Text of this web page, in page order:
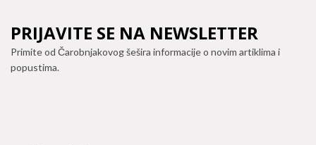
PRIJAVITE SE NA NEWSLETTER
Primite od Čarobnjakovog šešira informacije o novim artiklima i
popustima.